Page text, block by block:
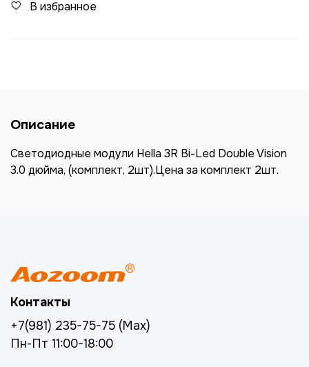
В избранное
Описание
Светодиодные модули Hella 3R Bi-Led Double Vision
3.0 дюйма, (комплект, 2шт).Цена за комплект 2шт.
Контакты
+7(981) 235-75-75 (Max)
Пн-Пт 11:00-18:00